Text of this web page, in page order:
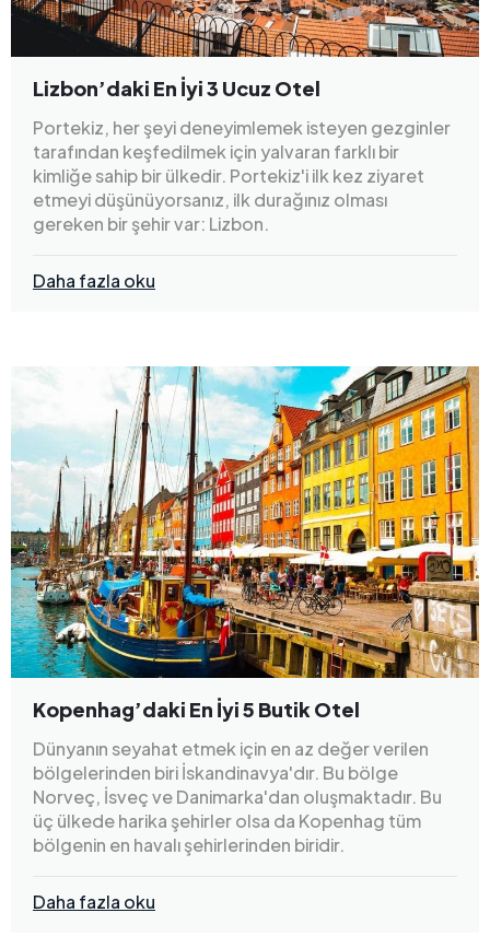
Lizbon’daki En İyi 3 Ucuz Otel
Portekiz, her şeyi deneyimlemek isteyen gezginler
tarafından keşfedilmek için yalvaran farklı bir
kimliğe sahip bir ülkedir. Portekiz'i ilk kez ziyaret
etmeyi düşünüyorsanız, ilk durağınız olması
gereken bir şehir var: Lizbon.
Daha fazla oku
Kopenhag’daki En İyi 5 Butik Otel
Dünyanın seyahat etmek için en az değer verilen
bölgelerinden biri İskandinavya'dır. Bu bölge
Norveç, İsveç ve Danimarka'dan oluşmaktadır. Bu
üç ülkede harika şehirler olsa da Kopenhag tüm
bölgenin en havalı şehirlerinden biridir.
Daha fazla oku